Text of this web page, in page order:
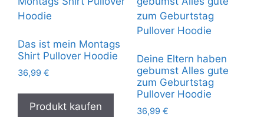
Das ist mein Montags
Shirt Pullover Hoodie
36,99 €
Produkt kaufen
Deine Eltern haben
gebumst Alles gute
zum Geburtstag
Pullover Hoodie
36,99 €